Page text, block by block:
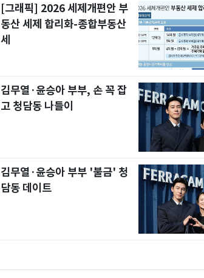
[그래픽] 2026 세제개편안 부
동산 세제 합리화-종합부동산
세
김무열·윤승아 부부, 손 꼭 잡
고 청담동 나들이
김무열·윤승아 부부 '불금' 청
담동 데이트